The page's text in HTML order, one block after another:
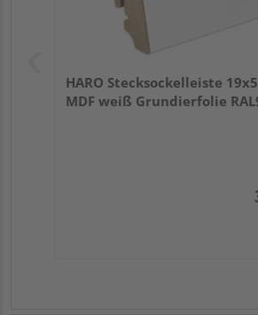
HARO Stecksockelleiste
MDF weiß Grundierfolie